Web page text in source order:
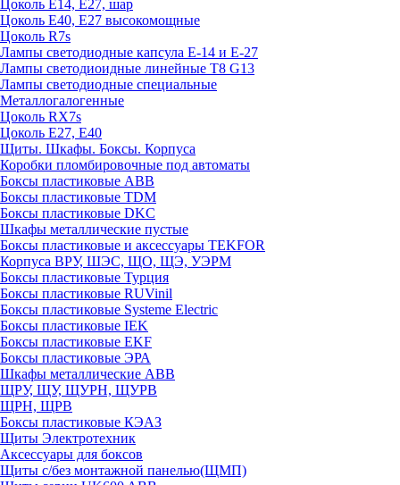
Цоколь Е14, Е27, шар
Цоколь Е40, Е27 высокомощные
Цоколь R7s
Лампы светодиодные капсула Е-14 и Е-27
Лампы светодиоидные линейные T8 G13
Лампы светодиодные специальные
Металлогалогенные
Цоколь RX7s
Цоколь Е27, E40
Щиты. Шкафы. Боксы. Корпуса
Коробки пломбировочные под автоматы
Боксы пластиковые ABB
Боксы пластиковые TDM
Боксы пластиковые DKC
Шкафы металлические пустые
Боксы пластиковые и аксессуары TEKFOR
Корпуса ВРУ, ШЭС, ЩО, ЩЭ, УЭРМ
Боксы пластиковые Турция
Боксы пластиковые RUVinil
Боксы пластиковые Systeme Electric
Боксы пластиковые IEK
Боксы пластиковые EKF
Боксы пластиковые ЭРА
Шкафы металлические ABB
ЩРУ, ЩУ, ЩУРН, ЩУРВ
ЩРН, ЩРВ
Боксы пластиковые КЭАЗ
Щиты Электротехник
Аксессуары для боксов
Щиты с/без монтажной панелью(ЩМП)